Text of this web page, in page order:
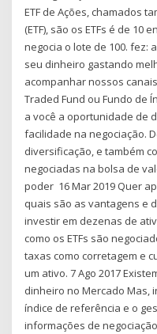
ETF de Ações, chamados
(ETF), são os ETFs é de
negocia o lote de 100. fez:
seu dinheiro gastando
acompanhar nossos canais
Traded Fund ou Fundo de
a você a oportunidade de
facilidade na negociação.
diversificação, e também
negociadas na bolsa de
poder 16 Mar 2019 Quer
quais são as vantagens e
investir em dezenas de
como os ETFs são
taxas como corretagem e
um ativo. 7 Ago 2017
dinheiro no Mercado Mas,
índice de referência e o
informações de negociação